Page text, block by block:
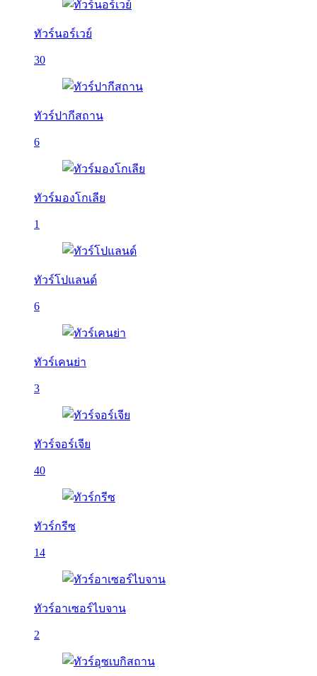
ทัวร์นอร์เวย์
30
ทัวร์ปากีสถาน
6
ทัวร์มองโกเลีย
1
ทัวร์โปแลนด์
6
ทัวร์เคนย่า
3
ทัวร์จอร์เจีย
40
ทัวร์กรีซ
14
ทัวร์อาเซอร์ไบจาน
2